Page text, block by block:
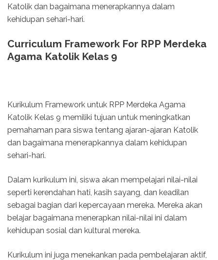
Katolik dan bagaimana menerapkannya dalam
kehidupan sehari-hari.
Curriculum Framework For RPP Merdeka
Agama Katolik Kelas 9
Kurikulum Framework untuk RPP Merdeka Agama
Katolik Kelas 9 memiliki tujuan untuk meningkatkan
pemahaman para siswa tentang ajaran-ajaran Katolik
dan bagaimana menerapkannya dalam kehidupan
sehari-hari.
Dalam kurikulum ini, siswa akan mempelajari nilai-nilai
seperti kerendahan hati, kasih sayang, dan keadilan
sebagai bagian dari kepercayaan mereka. Mereka akan
belajar bagaimana menerapkan nilai-nilai ini dalam
kehidupan sosial dan kultural mereka.
Kurikulum ini juga menekankan pada pembelajaran aktif,